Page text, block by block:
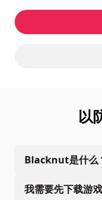
of the Association of
and name are
club of the
GmbH. It depicts
publishing. They
多人游戏模式
:
以
Blacknut是什么
我需要先下载游